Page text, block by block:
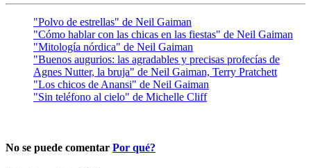
"Polvo de estrellas" de Neil Gaiman
"Cómo hablar con las chicas en las fiestas" de Neil Gaiman
"Mitología nórdica" de Neil Gaiman
"Buenos augurios: las agradables y precisas profecías de
Agnes Nutter, la bruja" de Neil Gaiman, Terry Pratchett
"Los chicos de Anansi" de Neil Gaiman
"Sin teléfono al cielo" de Michelle Cliff
No se puede comentar Por qué?